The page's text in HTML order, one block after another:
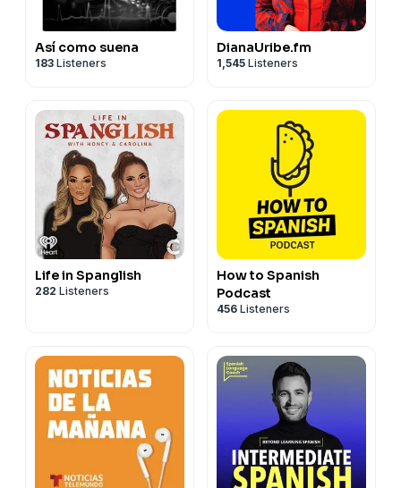
Así como suena
183 Listeners
DianaUribe.fm
1,545 Listeners
Life in Spanglish
282 Listeners
How to Spanish
Podcast
456 Listeners